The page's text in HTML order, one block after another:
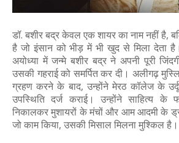
डॉ. बशीर बद्र केवल एक शायर का नाम नहीं है,
है जो इंसान को भीड़ में भी खुद से मिला देता
अयोध्या में जन्मे बशीर बद्र ने अपनी पूरी
उसकी गहराई को समर्पित कर दी। अलीगढ़
ग्रहण करने के बाद, उन्होंने मेरठ कॉलेज के उर्दू
उपस्थिति दर्ज कराई। उन्होंने साहित्य
निकालकर मुशायरों के मंचों और आम आदमी के
जो काम किया, उसकी मिसाल मिलना मुश्किल है।